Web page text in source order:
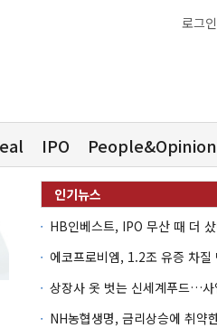
로그인
IPO People&Opinion